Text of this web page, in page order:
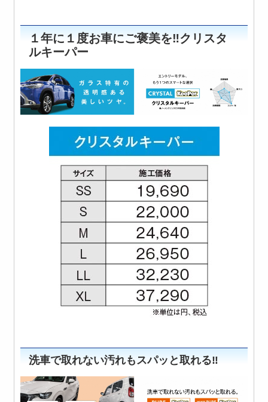
１年に１度お車にご褒美を‼クリスタ
ルキーパー
洗車で取れない汚れもスパッと取れる‼